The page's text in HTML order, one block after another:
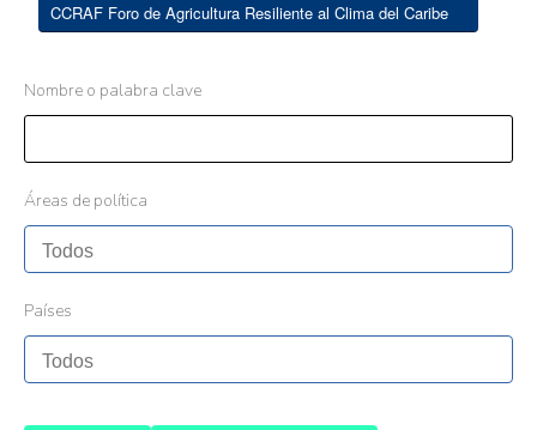
CCRAF Foro de Agricultura Resiliente al Clima del Caribe
Nombre o palabra clave
Áreas de política
Países